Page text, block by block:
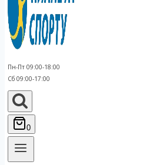
Пн-Пт 09:00-18:00
Сб 09:00-17:00
0